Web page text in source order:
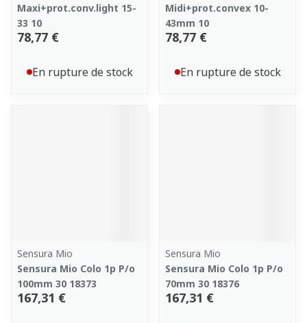
Maxi+prot.conv.light 15-
33 10
78,77 €
En rupture de stock
Midi+prot.convex 10-
43mm 10
78,77 €
En rupture de stock
Sensura Mio
Sensura Mio Colo 1p P/o
100mm 30 18373
167,31 €
Sensura Mio
Sensura Mio Colo 1p P/o
70mm 30 18376
167,31 €